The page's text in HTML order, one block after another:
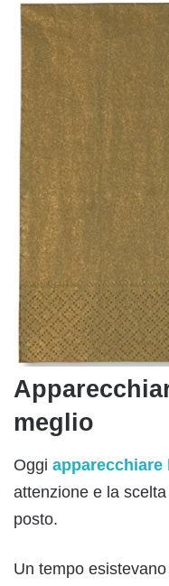
meglio
Oggi apparecchiare
attenzione e la scelta
posto.
Un tempo